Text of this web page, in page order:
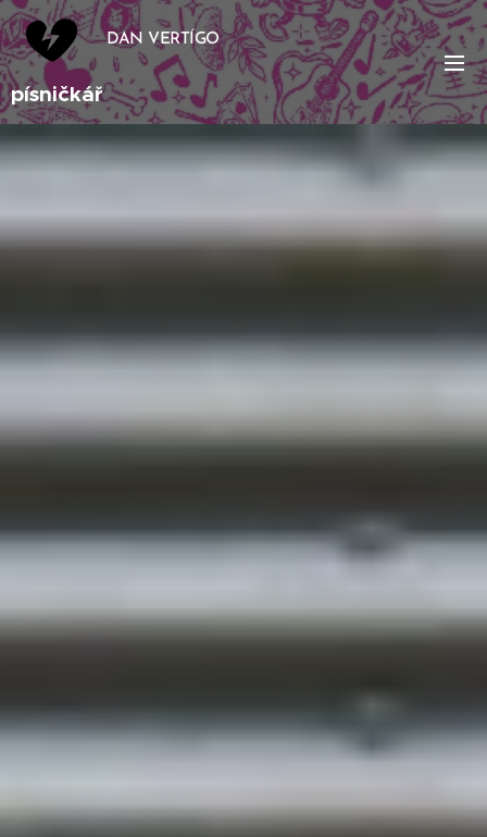
DAN VERTÍGO
písničkář